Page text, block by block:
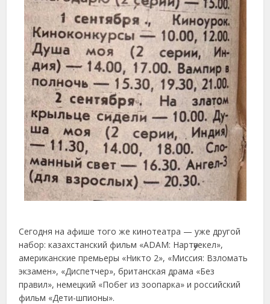
Сегодня на афише того же кинотеатра — уже другой
набор: казахстанский фильм «ADAM: Нартәуекел»,
американские премьеры «Никто 2», «Миссия: Взломать
экзамен», «Диспетчер», британская драма «Без
правил», немецкий «Побег из зоопарка» и российский
фильм «Дети-шпионы».